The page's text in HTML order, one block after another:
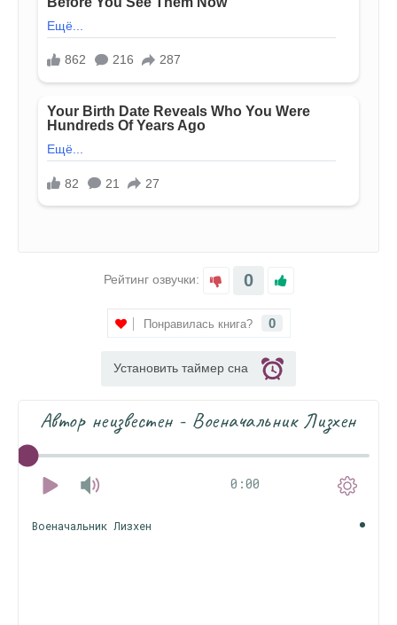
Рейтинг озвучки: 0
Понравилась книга? 0
Установить таймер сна
Автор неизвестен - Военачальник Лизхен
0:00
Военачальник Лизхен